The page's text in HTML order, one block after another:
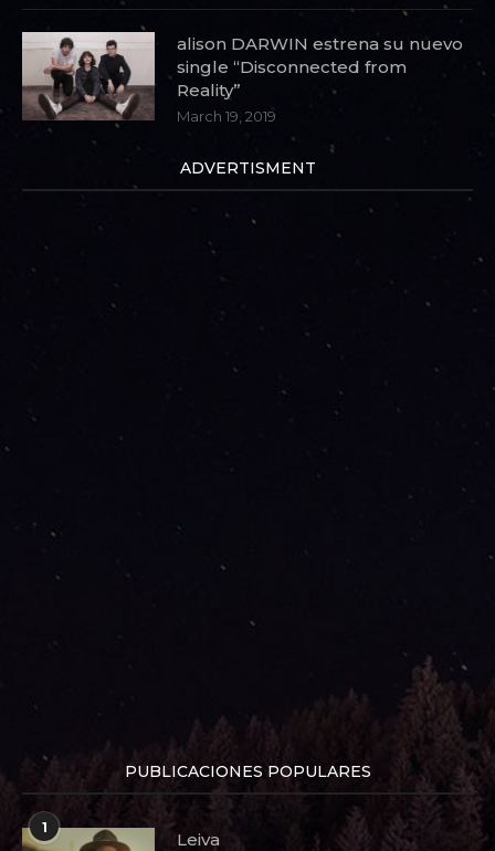
alison DARWIN estrena su nuevo
single “Disconnected from
Reality”
March 19, 2019
ADVERTISMENT
PUBLICACIONES POPULARES
1
Leiva